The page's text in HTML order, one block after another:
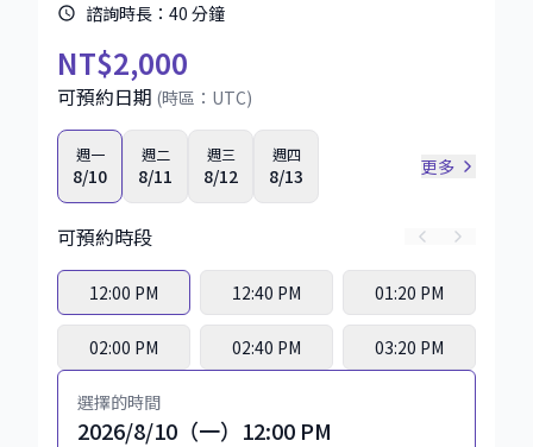
諮詢時長： 40 分鐘
NT$2,000
可預約日期 (時區： UTC)
週一
8/10
週二
8/11
週三
8/12
週四
8/13 更多
可預約時段
12:00 PM 12:40 PM 01:20 PM
02:00 PM 02:40 PM 03:20 PM
選擇的時間
2026/8/10（一）12:00 PM